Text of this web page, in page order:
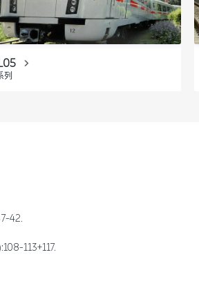
列
42.
113+117.